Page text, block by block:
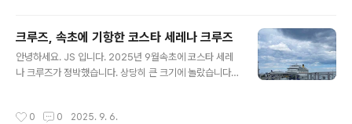
에서 최소한의 대기 시간으로 이동이 가능해서 인기가 있
다고 합니다. 자~! 가입을 진행해 봅니다.가입하기 클릭! 크
리스플라이어 회원 가입으로 들어갑니다.여권과 동일하게
이메일 수신 동의 및 가입을 완료했습니다.다음 ..
크루즈, 속초에 기항한 코스타 세레나 크루즈
안녕하세요. JS 입니다. 2025년 9월속초에 코스타 세레
나 크루즈가 정박했습니다. 상당히 큰 크기에 놀랐습니다.
움직이기 시작합니다.저렇게 큰 배가 어떻게 이동하나 싶
0 0 2025. 9. 6.